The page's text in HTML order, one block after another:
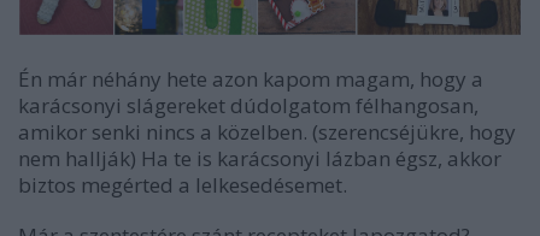
Én már néhány hete azon kapom magam, hogy a
karácsonyi slágereket dúdolgatom félhangosan,
amikor senki nincs a közelben. (szerencséjükre, hogy
nem hallják) Ha te is karácsonyi lázban égsz, akkor
biztos megérted a lelkesedésemet.